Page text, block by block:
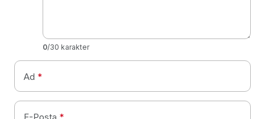
0/30 karakter
Ad *